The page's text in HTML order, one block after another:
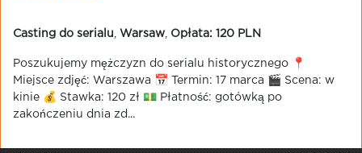
Casting do serialu Warsaw Opłata: 120 PLN
Poszukujemy mężczyzn do serialu historycznego 📍
Miejsce zdjęć: Warszawa 📅 Termin: 17 marca 🎬 Scena: w
kinie 💰 Stawka: 120 zł 💵 Płatność: gotówką po
zakończeniu dnia zd...